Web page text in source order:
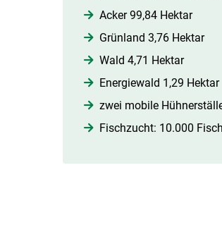
Acker 99,84 Hektar
Grünland 3,76 Hektar
Wald 4,71 Hektar
Energiewald 1,29 Hektar
zwei mobile
Fischzucht: 10.000